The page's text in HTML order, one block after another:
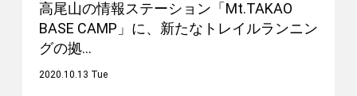
高尾山の情報ステーション「Mt.TAKAO
BASE CAMP」に、新たなトレイルランニン
グの拠…
2020.10.13 Tue